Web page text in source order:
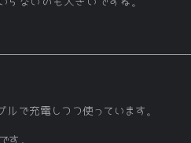
で充電しつつ使っています。
す。